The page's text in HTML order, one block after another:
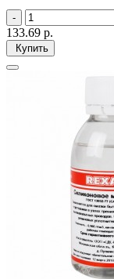
133.69 р.
Купить